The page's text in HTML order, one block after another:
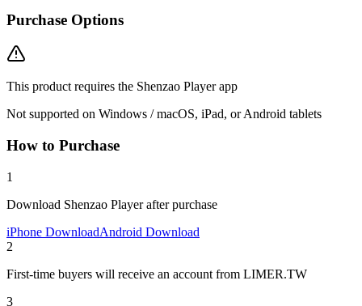
Purchase Options
This product requires the Shenzao Player app
Not supported on Windows / macOS, iPad, or Android tablets
How to Purchase
1
Download Shenzao Player after purchase
iPhone DownloadAndroid Download
2
First-time buyers will receive an account from LIMER.TW
3